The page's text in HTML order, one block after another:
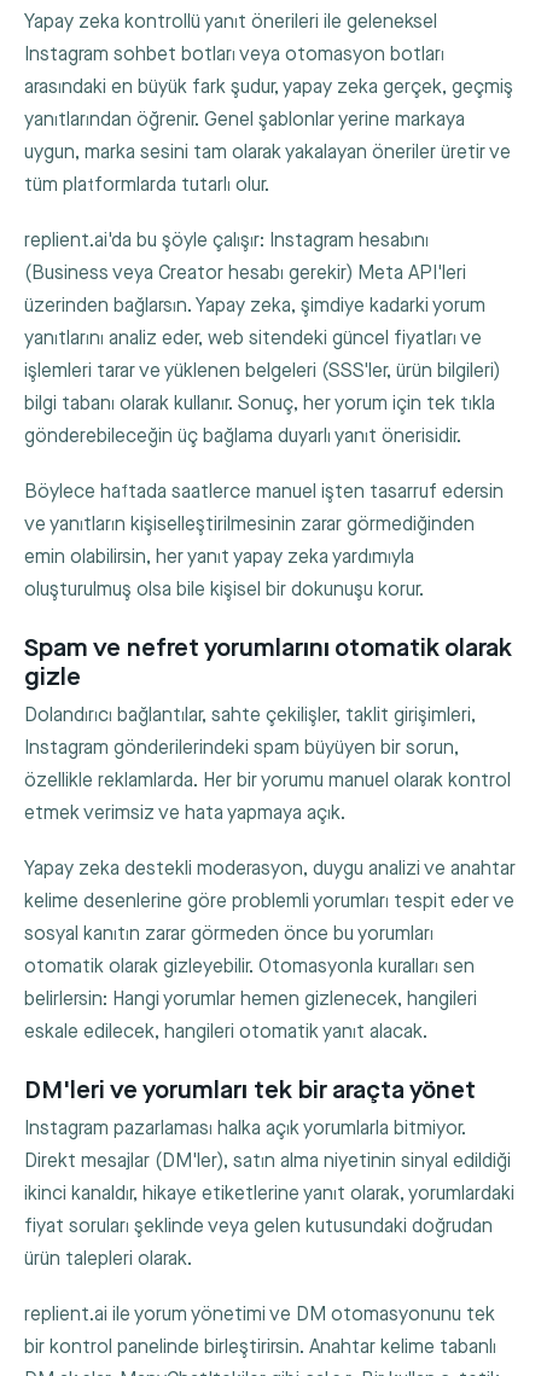
Yapay zeka kontrollü yanıt önerileri ile geleneksel
Instagram sohbet botları veya otomasyon botları
arasındaki en büyük fark şudur, yapay zeka gerçek, geçmiş
yanıtlarından öğrenir. Genel şablonlar yerine markaya
uygun, marka sesini tam olarak yakalayan öneriler üretir ve
tüm platformlarda tutarlı olur.
replient.ai'da bu şöyle çalışır: Instagram hesabını
(Business veya Creator hesabı gerekir) Meta API'leri
üzerinden bağlarsın. Yapay zeka, şimdiye kadarki yorum
yanıtlarını analiz eder, web sitendeki güncel fiyatları ve
işlemleri tarar ve yüklenen belgeleri (SSS'ler, ürün bilgileri)
bilgi tabanı olarak kullanır. Sonuç, her yorum için tek tıkla
gönderebileceğin üç bağlama duyarlı yanıt önerisidir.
Böylece haftada saatlerce manuel işten tasarruf edersin
ve yanıtların kişiselleştirilmesinin zarar görmediğinden
emin olabilirsin, her yanıt yapay zeka yardımıyla
oluşturulmuş olsa bile kişisel bir dokunuşu korur.
Spam ve nefret yorumlarını otomatik olarak
gizle
Dolandırıcı bağlantılar, sahte çekilişler, taklit girişimleri,
Instagram gönderilerindeki spam büyüyen bir sorun,
özellikle reklamlarda. Her bir yorumu manuel olarak kontrol
etmek verimsiz ve hata yapmaya açık.
Yapay zeka destekli moderasyon, duygu analizi ve anahtar
kelime desenlerine göre problemli yorumları tespit eder ve
sosyal kanıtın zarar görmeden önce bu yorumları
otomatik olarak gizleyebilir. Otomasyonla kuralları sen
belirlersin: Hangi yorumlar hemen gizlenecek, hangileri
eskale edilecek, hangileri otomatik yanıt alacak.
DM'leri ve yorumları tek bir araçta yönet
Instagram pazarlaması halka açık yorumlarla bitmiyor.
Direkt mesajlar (DM'ler), satın alma niyetinin sinyal edildiği
ikinci kanaldır, hikaye etiketlerine yanıt olarak, yorumlardaki
fiyat soruları şeklinde veya gelen kutusundaki doğrudan
ürün talepleri olarak.
replient.ai ile yorum yönetimi ve DM otomasyonunu tek
bir kontrol panelinde birleştirirsin. Anahtar kelime tabanlı